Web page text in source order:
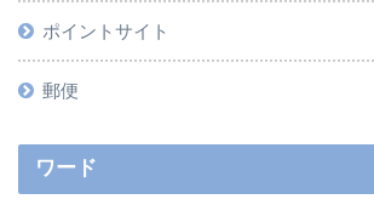
ポイントサイト
郵便
ワード